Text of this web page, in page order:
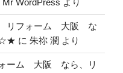
Mr WordPress より
リフォーム 大阪 な
に 朱祢 潤 より
ム 大阪 なら、リ